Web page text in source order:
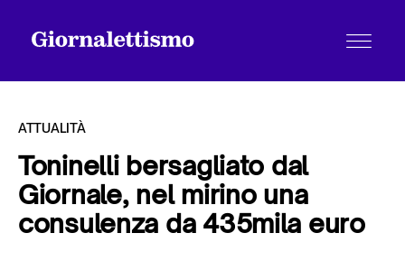
Tutti gli articoli
ATTUALITÀ
Toninelli bersagliato dal
Giornale, nel mirino una
consulenza da 435mila euro